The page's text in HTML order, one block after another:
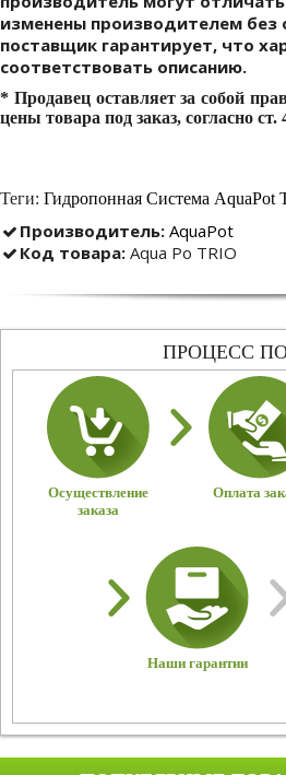
изменены производителем без
поставщик гарантирует, что
соответствовать описанию.
* Продавец оставляет за собой
цены товара под заказ, согласно
Теги: Гидропонная Cистема AquaPot
Производитель: AquaPot
Код товара: Aqua Po TRIO
ПРОЦЕСС
Осуществление
заказа
Оплата
Наши гарантии